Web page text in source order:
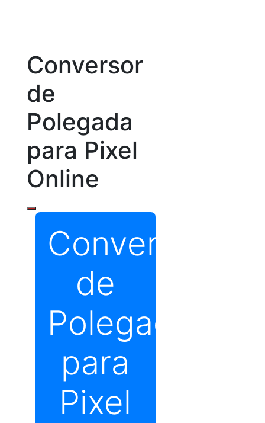
Conversor
de
Polegada
para Pixel
Online
Conversor
de
Polegada
para
Pixel